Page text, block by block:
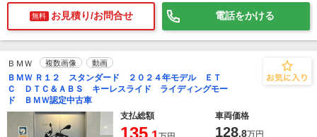
無料 お見積り/お問合せ 電話をかける
ＢＭＷ 複数画像 動画
ＢＭＷ Ｒ１２ スタンダード ２０２４年モデル ＥＴ
Ｃ ＤＴＣ＆ＡＢＳ キーレスライド ライディングモー
ド ＢＭＷ認定中古車
支払総額
車両価格
128.8万円